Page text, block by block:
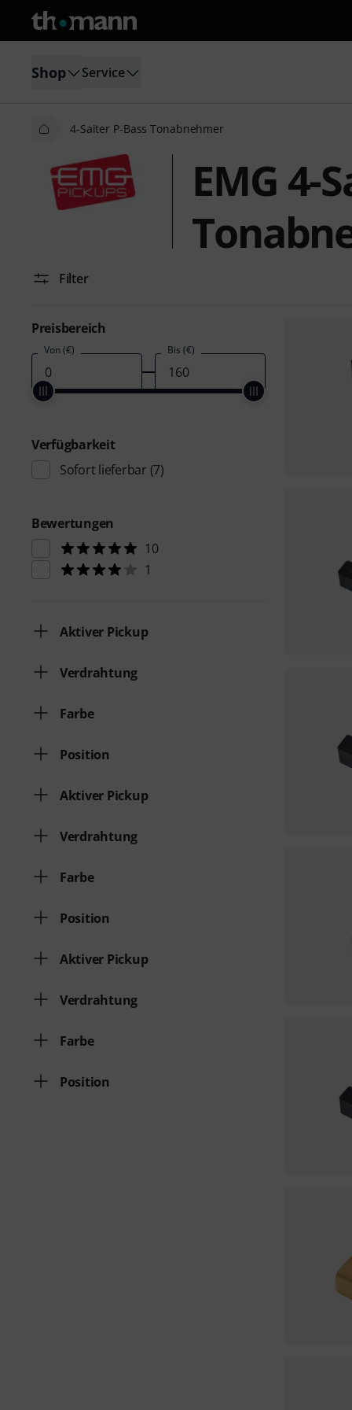
Shop Service
4-Saiter P-Bass Tonabnehmer
EMG 4-
Filter
Preisbereich
Von (€) Bis (€)
Verfügbarkeit
Sofort lieferbar (7)
Bewertungen
10
1
Aktiver Pickup
Verdrahtung
Farbe
Position
Aktiver Pickup
Verdrahtung
Farbe
Position
Aktiver Pickup
Verdrahtung
Farbe
Position